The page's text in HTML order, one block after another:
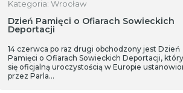
Kategoria: Wrocław
Dzień Pamięci o Ofiarach Sowieckich
Deportacji
14 czerwca po raz drugi obchodzony jest Dzień
Pamięci o Ofiarach Sowieckich Deportacji, który
się oficjalną uroczystością w Europie
przez Parla…